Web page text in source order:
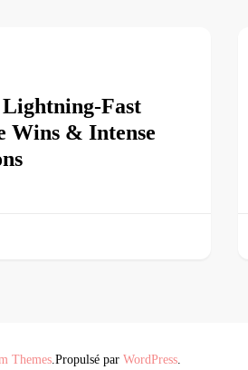
Wins & Intense
Themes.Propulsé par WordPress.